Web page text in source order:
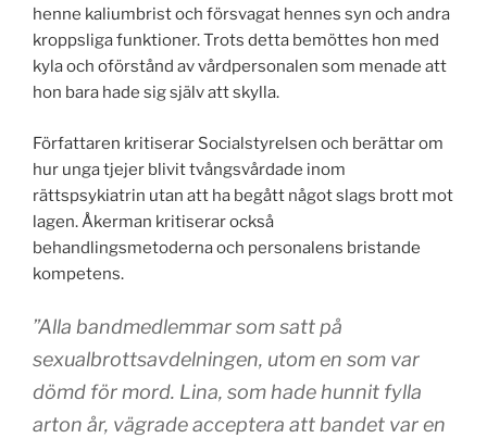
henne kaliumbrist och försvagat hennes syn och andra
kroppsliga funktioner. Trots detta bemöttes hon med
kyla och oförstånd av vårdpersonalen som menade att
hon bara hade sig själv att skylla.
Författaren kritiserar Socialstyrelsen och berättar om
hur unga tjejer blivit tvångsvårdade inom
rättspsykiatrin utan att ha begått något slags brott mot
lagen. Åkerman kritiserar också
behandlingsmetoderna och personalens bristande
kompetens.
”Alla bandmedlemmar som satt på
sexualbrottsavdelningen, utom en som var
dömd för mord. Lina, som hade hunnit fylla
arton år, vägrade acceptera att bandet var en